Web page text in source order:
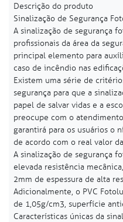
Descrição do produto
Sinalização de Segurança
A sinalização de segurança
profissionais da área da
principal elemento para
caso de incêndio nas
Existem uma série de
segurança para que a
papel de salvar vidas e a
preocupe com o
garantirá para os usuários o
de acordo com o real valor
A sinalização de segurança
elevada resistência
2mm de espessura de alta
Adicionalmente, o PVC
de 1,05g/cm3, superfície
Características únicas da